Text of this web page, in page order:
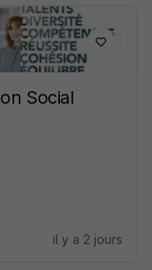
Social
il y a 2 jours